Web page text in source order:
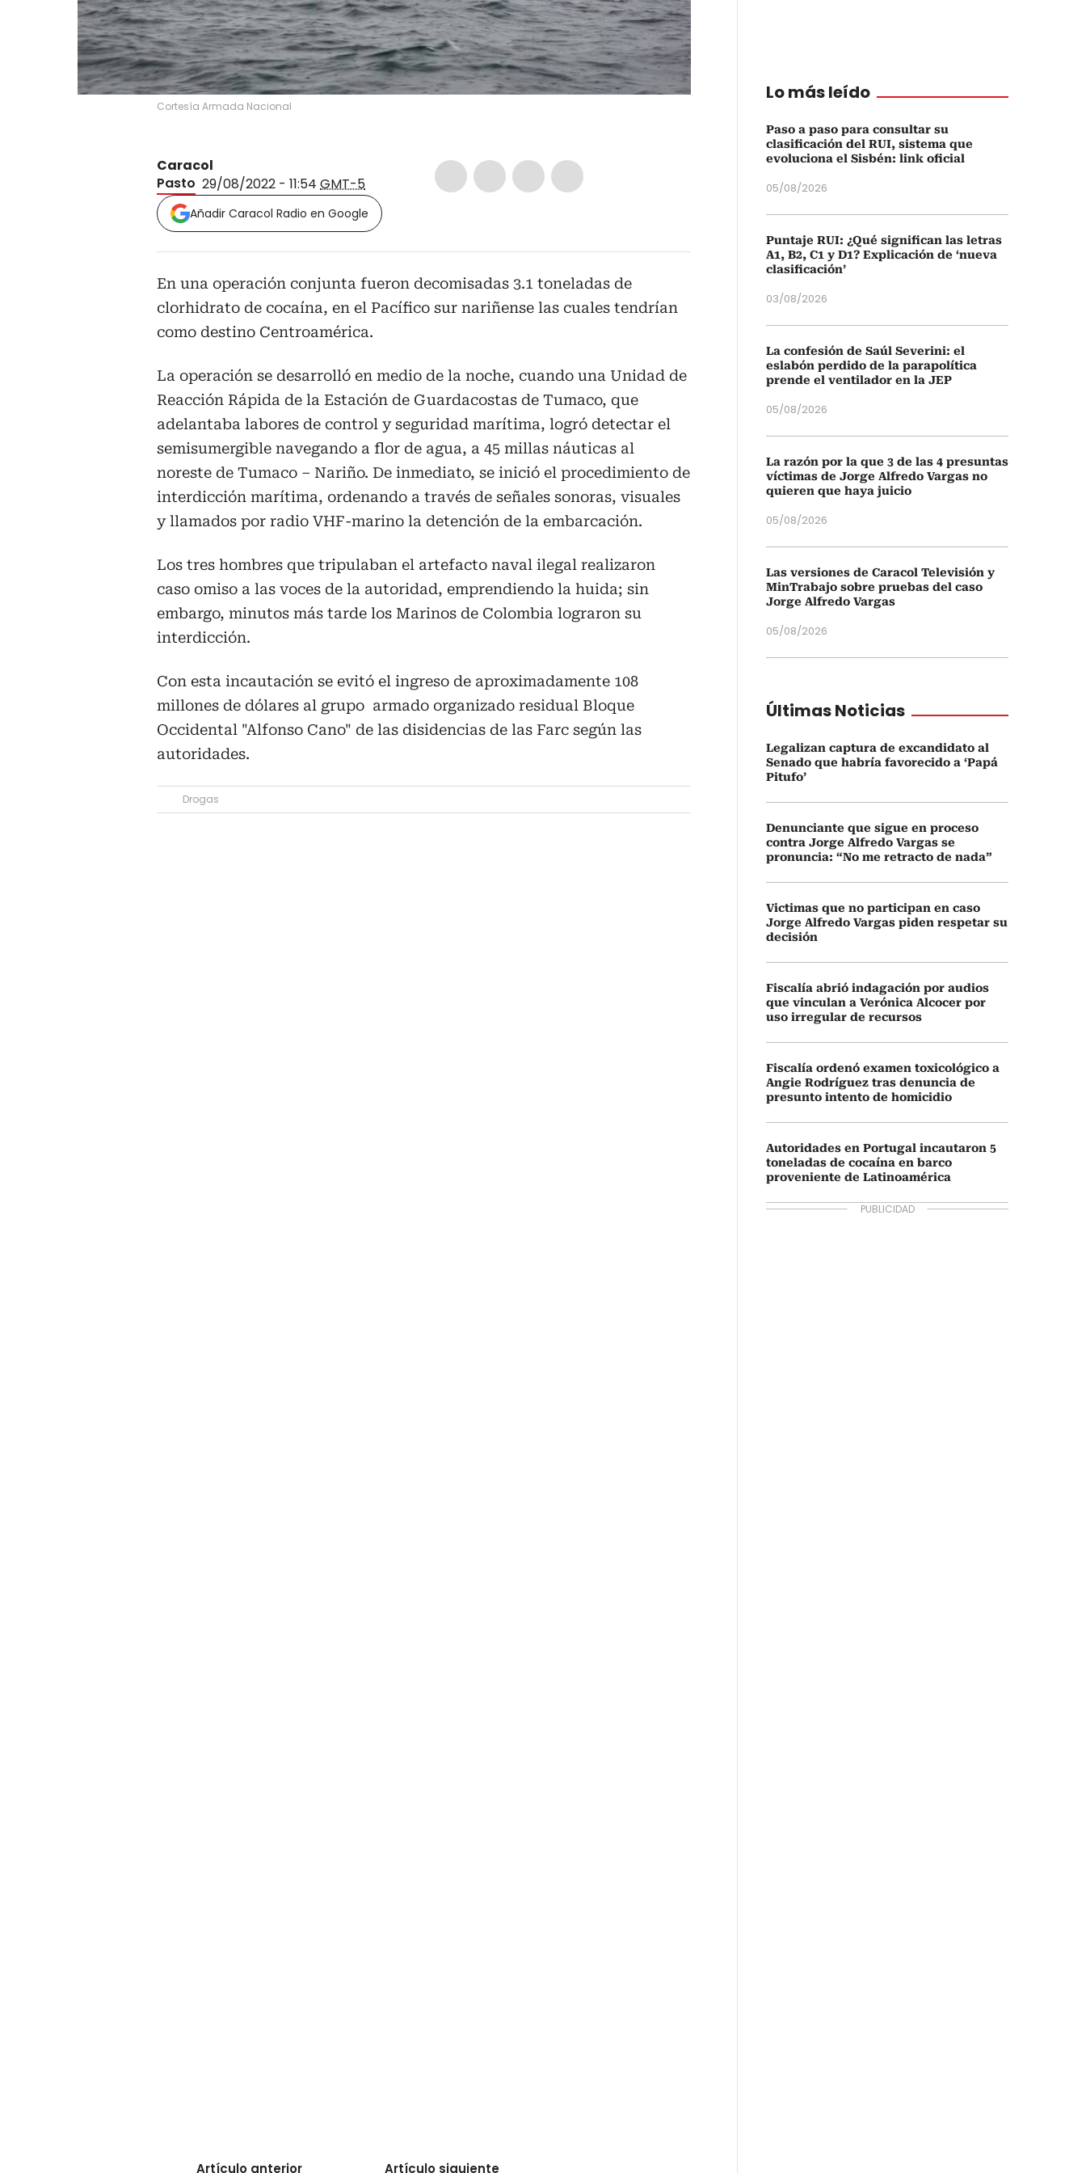
Cortesía Armada Nacional
Caracol
Pasto 29/08/2022 - 11:54 GMT-5
Añadir Caracol Radio en Google
En una operación conjunta fueron decomisadas 3.1 toneladas de
clorhidrato de cocaína, en el Pacífico sur nariñense las cuales tendrían
como destino Centroamérica.
La operación se desarrolló en medio de la noche, cuando una Unidad de
Reacción Rápida de la Estación de Guardacostas de Tumaco, que
adelantaba labores de control y seguridad marítima, logró detectar el
semisumergible navegando a flor de agua, a 45 millas náuticas al
noreste de Tumaco – Nariño. De inmediato, se inició el procedimiento de
interdicción marítima, ordenando a través de señales sonoras, visuales
y llamados por radio VHF-marino la detención de la embarcación.
Los tres hombres que tripulaban el artefacto naval ilegal realizaron
caso omiso a las voces de la autoridad, emprendiendo la huida; sin
embargo, minutos más tarde los Marinos de Colombia lograron su
interdicción.
Con esta incautación se evitó el ingreso de aproximadamente 108
millones de dólares al grupo armado organizado residual Bloque
Occidental "Alfonso Cano" de las disidencias de las Farc según las
autoridades.
Drogas
Artículo anterior Artículo siguiente
Lo más leído
Paso a paso para consultar su
clasificación del RUI, sistema que
evoluciona el Sisbén: link oficial
05/08/2026
Puntaje RUI: ¿Qué significan las letras
A1, B2, C1 y D1? Explicación de ‘nueva
clasificación’
03/08/2026
La confesión de Saúl Severini: el
eslabón perdido de la parapolítica
prende el ventilador en la JEP
05/08/2026
La razón por la que 3 de las 4 presuntas
víctimas de Jorge Alfredo Vargas no
quieren que haya juicio
05/08/2026
Las versiones de Caracol Televisión y
MinTrabajo sobre pruebas del caso
Jorge Alfredo Vargas
05/08/2026
Últimas Noticias
Legalizan captura de excandidato al
Senado que habría favorecido a ‘Papá
Pitufo’
Denunciante que sigue en proceso
contra Jorge Alfredo Vargas se
pronuncia: “No me retracto de nada”
Victimas que no participan en caso
Jorge Alfredo Vargas piden respetar su
decisión
Fiscalía abrió indagación por audios
que vinculan a Verónica Alcocer por
uso irregular de recursos
Fiscalía ordenó examen toxicológico a
Angie Rodríguez tras denuncia de
presunto intento de homicidio
Autoridades en Portugal incautaron 5
toneladas de cocaína en barco
proveniente de Latinoamérica